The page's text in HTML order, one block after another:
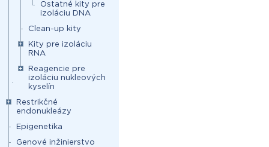
Ostatné kity pre
izoláciu DNA
Clean-up kity
Kity pre izoláciu
RNA
Reagencie pre
izoláciu nukleových
kyselín
Restrikčné
endonukleázy
Epigenetika
Genové inžinierstvo